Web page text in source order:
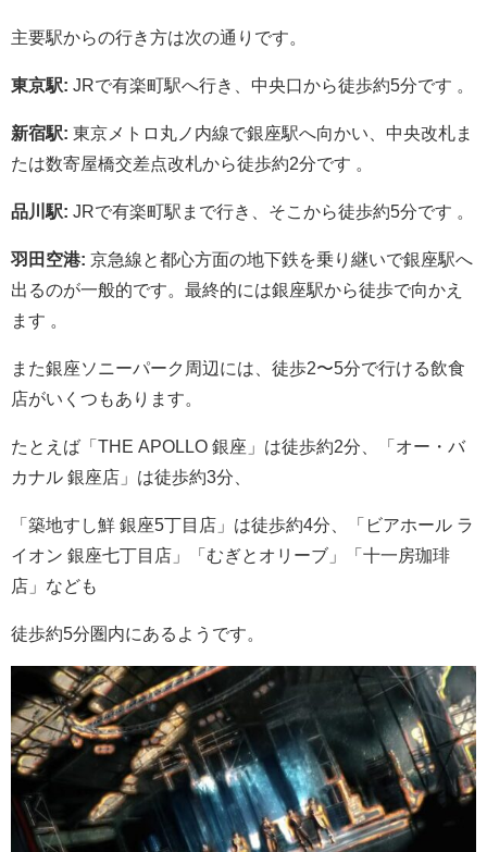
主要駅からの行き方は次の通りです。
東京駅: JRで有楽町駅へ行き、中央口から徒歩約5分です 。
新宿駅: 東京メトロ丸ノ内線で銀座駅へ向かい、中央改札ま
たは数寄屋橋交差点改札から徒歩約2分です 。
品川駅: JRで有楽町駅まで行き、そこから徒歩約5分です 。
羽田空港: 京急線と都心方面の地下鉄を乗り継いで銀座駅へ
出るのが一般的です。最終的には銀座駅から徒歩で向かえ
ます 。
また銀座ソニーパーク周辺には、徒歩2〜5分で行ける飲食
店がいくつもあります。
たとえば「THE APOLLO 銀座」は徒歩約2分、「オー・バ
カナル 銀座店」は徒歩約3分、
「築地すし鮮 銀座5丁目店」は徒歩約4分、「ビアホール ラ
イオン 銀座七丁目店」「むぎとオリーブ」「十一房珈琲
店」なども
徒歩約5分圏内にあるようです。